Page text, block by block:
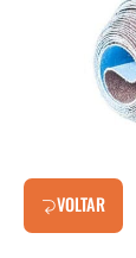
VOLTAR